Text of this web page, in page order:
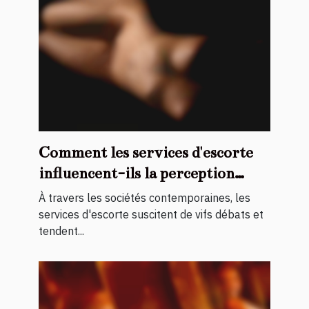
Comment les services d'escorte
influencent-ils la perception
sociale ?
À travers les sociétés contemporaines, les
services d'escorte suscitent de vifs débats et
tendent...